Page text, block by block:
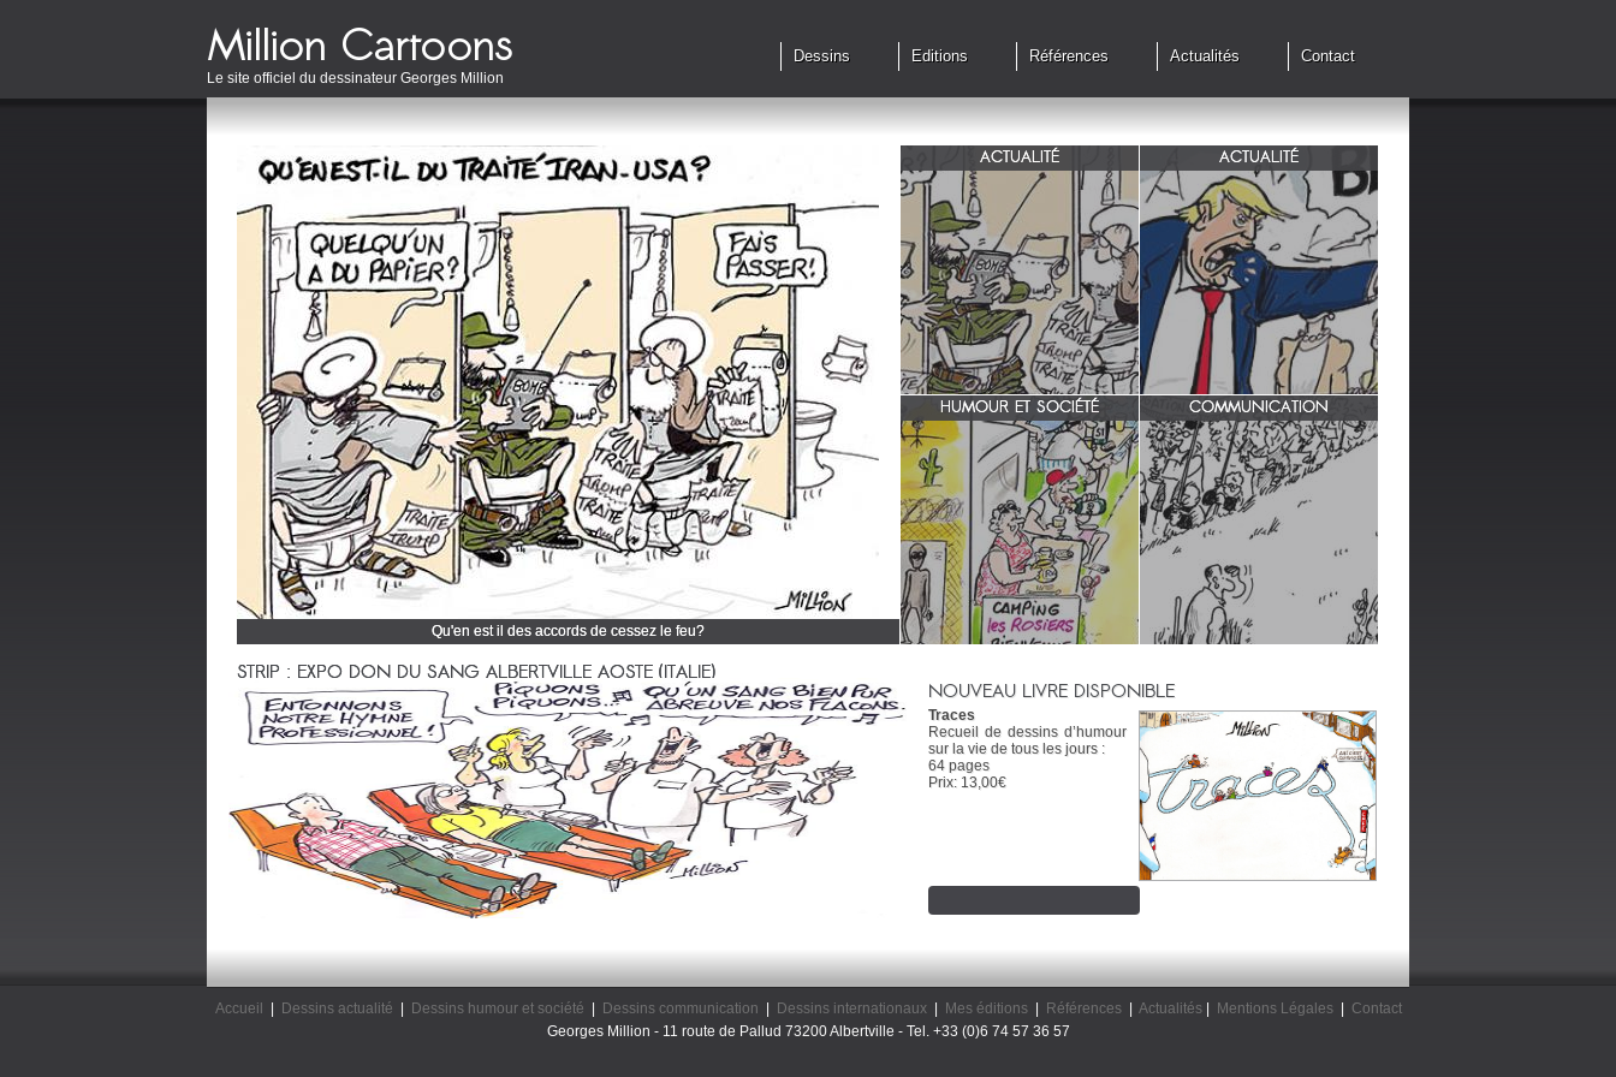
Le site officiel du dessinateur Georges Million
Dessins Editions Références Actualités Contact
Qu'en est il des accords de cessez le feu?
Cliquez et découvrez tous mes dessins d'actualité
ACTUALITÉ
Qu'en est il des accords de cessez
le feu?
ACTUALITÉ
G7 à Evian, Trump, une fois de
plus ,s'en prend aux européens.
HUMOUR ET SOCIÉTÉ
zone 51
COMMUNICATION
INRA/ Rotation des terres.
STRIP : EXPO DON DU SANG ALBERTVILLE AOSTE (ITALIE)
NOUVEAU LIVRE DISPONIBLE
Traces
Recueil de dessins d’humour
sur la vie de tous les jours :
64 pages
Prix: 13,00€
Accueil Dessins actualité Dessins humour et société Dessins communication Dessins internationaux| Mes éditions| Références| Actualités| Mentions Légales|
Contact
Georges Million - 11 route de Pallud 73200 Albertville - Tel. +33 (0)6 74 57 36 57